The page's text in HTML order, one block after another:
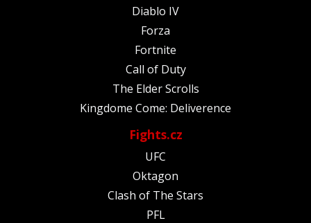
Diablo IV
Forza
Fortnite
Call of Duty
The Elder Scrolls
Kingdome Come: Deliverence
Fights.cz
UFC
Oktagon
Clash of The Stars
PFL